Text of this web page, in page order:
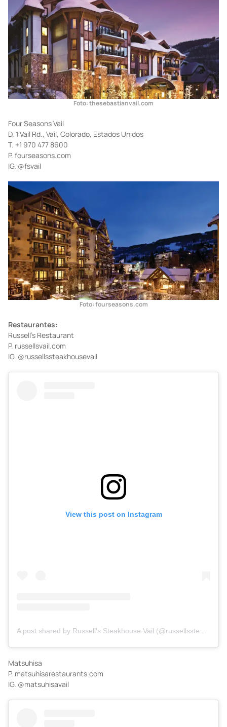
Foto: thesebastianvail.com
Four Seasons Vail
D. 1 Vail Rd., Vail, Colorado, Estados Unidos
T. +1 970 477 8600
P. fourseasons.com
IG. @fsvail
Foto: fourseasons.com
Restaurantes:
Russell’s Restaurant
P. russellsvail.com
IG. @russellssteakhousevail
View this post on Instagram
Matsuhisa
P. matsuhisarestaurants.com
IG. @matsuhisavail